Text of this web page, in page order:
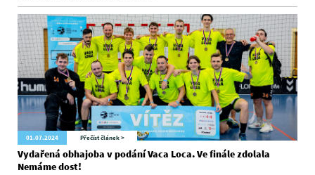
01.07.2024 Přečíst článek >
Vydařená obhajoba v podání Vaca Loca. Ve finále zdolala
Nemáme dost!